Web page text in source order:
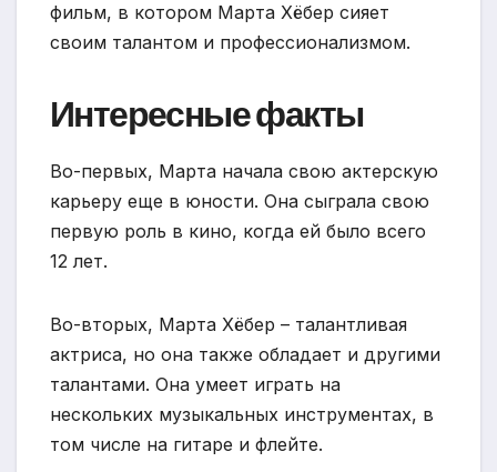
фильм, в котором Марта Хёбер сияет
своим талантом и профессионализмом.
Интересные факты
Во-первых, Марта начала свою актерскую
карьеру еще в юности. Она сыграла свою
первую роль в кино, когда ей было всего
12 лет.
Во-вторых, Марта Хёбер – талантливая
актриса, но она также обладает и другими
талантами. Она умеет играть на
нескольких музыкальных инструментах, в
том числе на гитаре и флейте.